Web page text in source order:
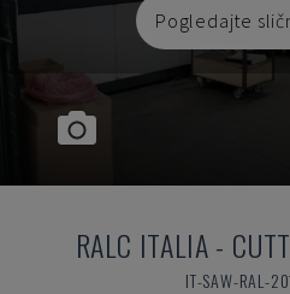
Pogledajte
RALC ITALIA-
IT-SAW-RAL-